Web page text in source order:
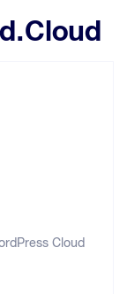
Cloud